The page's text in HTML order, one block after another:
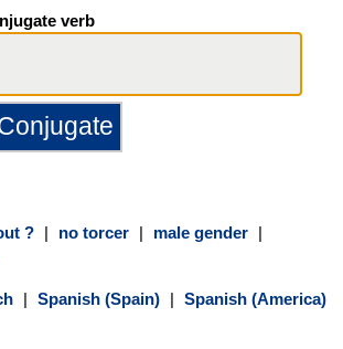
verb
? | no torcer | male gender |
| Spanish (Spain) | Spanish (America)